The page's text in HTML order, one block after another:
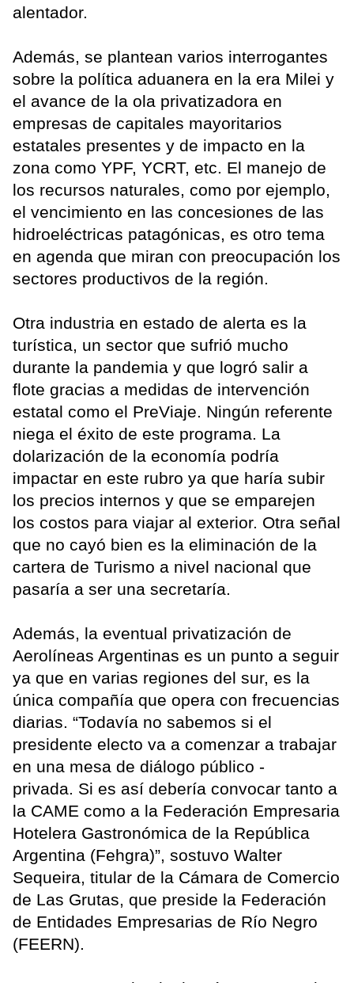
alentador.
Además, se plantean varios interrogantes
sobre la política aduanera en la era Milei y
el avance de la ola privatizadora en
empresas de capitales mayoritarios
estatales presentes y de impacto en la
zona como YPF, YCRT, etc. El manejo de
los recursos naturales, como por ejemplo,
el vencimiento en las concesiones de las
hidroeléctricas patagónicas, es otro tema
en agenda que miran con preocupación los
sectores productivos de la región.
Otra industria en estado de alerta es la
turística, un sector que sufrió mucho
durante la pandemia y que logró salir a
flote gracias a medidas de intervención
estatal como el PreViaje. Ningún referente
niega el éxito de este programa. La
dolarización de la economía podría
impactar en este rubro ya que haría subir
los precios internos y que se emparejen
los costos para viajar al exterior. Otra señal
que no cayó bien es la eliminación de la
cartera de Turismo a nivel nacional que
pasaría a ser una secretaría.
Además, la eventual privatización de
Aerolíneas Argentinas es un punto a seguir
ya que en varias regiones del sur, es la
única compañía que opera con frecuencias
diarias. “Todavía no sabemos si el
presidente electo va a comenzar a trabajar
en una mesa de diálogo público -
privada. Si es así debería convocar tanto a
la CAME como a la Federación Empresaria
Hotelera Gastronómica de la República
Argentina (Fehgra)”, sostuvo Walter
Sequeira, titular de la Cámara de Comercio
de Las Grutas, que preside la Federación
de Entidades Empresarias de Río Negro
(FEERN).